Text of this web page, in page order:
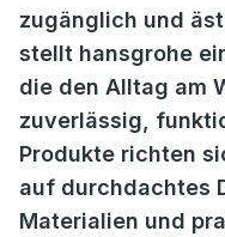
zugänglich und
stellt hansgrohe
die den Alltag am
zuverlässig,
Produkte richten
auf durchdachtes
Materialien und